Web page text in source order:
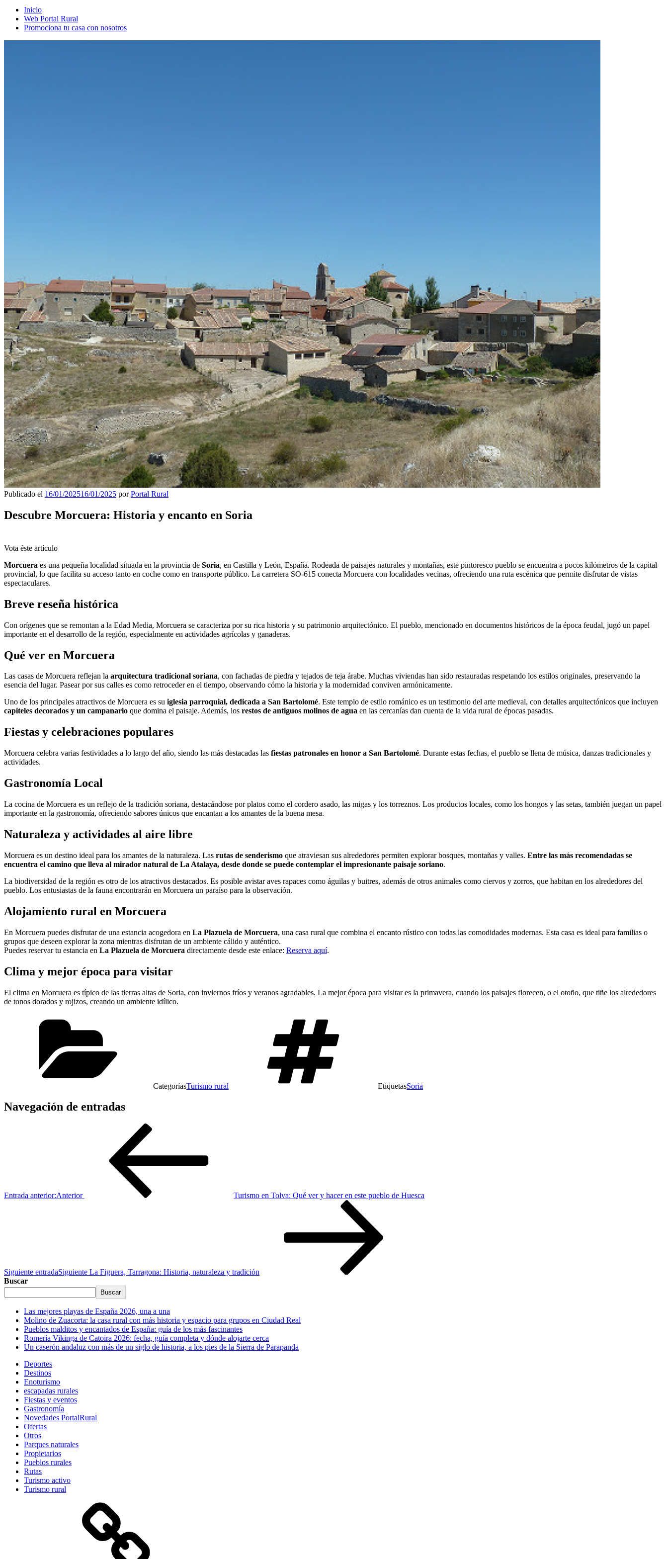
Inicio
Web Portal Rural
Promociona tu casa con nosotros
Publicado el 16/01/202516/01/2025 porPortal Rural
Descubre Morcuera: Historia y encanto en Soria
Vota éste artículo
Morcuera es una pequeña localidad situada en la provincia de Soria, en Castilla y León, España. Rodeada de paisajes naturales y montañas, este pintoresco pueblo se encuentra a pocos kilómetros de la capital
provincial, lo que facilita su acceso tanto en coche como en transporte público. La carretera SO-615 conecta Morcuera con localidades vecinas, ofreciendo una ruta escénica que permite disfrutar de vistas
espectaculares.
Breve reseña histórica
Con orígenes que se remontan a la Edad Media, Morcuera se caracteriza por su rica historia y su patrimonio arquitectónico. El pueblo, mencionado en documentos históricos de la época feudal, jugó un papel
importante en el desarrollo de la región, especialmente en actividades agrícolas y ganaderas.
Qué ver en Morcuera
Las casas de Morcuera reflejan la arquitectura tradicional soriana, con fachadas de piedra y tejados de teja árabe. Muchas viviendas han sido restauradas respetando los estilos originales, preservando la
esencia del lugar. Pasear por sus calles es como retroceder en el tiempo, observando cómo la historia y la modernidad conviven armónicamente.
Uno de los principales atractivos de Morcuera es su iglesia parroquial, dedicada a San Bartolomé. Este templo de estilo románico es un testimonio del arte medieval, con detalles arquitectónicos que incluyen
capiteles decorados y un campanario que domina el paisaje. Además, los restos de antiguos molinos de agua en las cercanías dan cuenta de la vida rural de épocas pasadas.
Fiestas y celebraciones populares
Morcuera celebra varias festividades a lo largo del año, siendo las más destacadas las fiestas patronales en honor a San Bartolomé. Durante estas fechas, el pueblo se llena de música, danzas tradicionales y
actividades.
Gastronomía Local
La cocina de Morcuera es un reflejo de la tradición soriana, destacándose por platos como el cordero asado, las migas y los torreznos. Los productos locales, como los hongos y las setas, también juegan un papel
importante en la gastronomía, ofreciendo sabores únicos que encantan a los amantes de la buena mesa.
Naturaleza y actividades al aire libre
Morcuera es un destino ideal para los amantes de la naturaleza. Las rutas de senderismo que atraviesan sus alrededores permiten explorar bosques, montañas y valles. Entre las más recomendadas se
encuentra el camino que lleva al mirador natural de La Atalaya, desde donde se puede contemplar el impresionante paisaje soriano.
La biodiversidad de la región es otro de los atractivos destacados. Es posible avistar aves rapaces como águilas y buitres, además de otros animales como ciervos y zorros, que habitan en los alrededores del
pueblo. Los entusiastas de la fauna encontrarán en Morcuera un paraíso para la observación.
Alojamiento rural en Morcuera
En Morcuera puedes disfrutar de una estancia acogedora en La Plazuela de Morcuera, una casa rural que combina el encanto rústico con todas las comodidades modernas. Esta casa es ideal para familias o
grupos que deseen explorar la zona mientras disfrutan de un ambiente cálido y auténtico.
Puedes reservar tu estancia en La Plazuela de Morcuera directamente desde este enlace: Reserva aquí.
Clima y mejor época para visitar
El clima en Morcuera es típico de las tierras altas de Soria, con inviernos fríos y veranos agradables. La mejor época para visitar es la primavera, cuando los paisajes florecen, o el otoño, que tiñe los alrededores
de tonos dorados y rojizos, creando un ambiente idílico.
CategoríasTurismo rural EtiquetasSoria
Navegación de entradas
Entrada anterior:Anterior Turismo en Tolva: Qué ver y hacer en este pueblo de Huesca
Siguiente entradaSiguiente La Figuera, Tarragona: Historia, naturaleza y tradición
Buscar
Buscar
Las mejores playas de España 2026, una a una
Molino de Zuacorta: la casa rural con más historia y espacio para grupos en Ciudad Real
Pueblos malditos y encantados de España: guía de los más fascinantes
Romería Vikinga de Catoira 2026: fecha, guía completa y dónde alojarte cerca
Un caserón andaluz con más de un siglo de historia, a los pies de la Sierra de Parapanda
Deportes
Destinos
Enoturismo
escapadas rurales
Fiestas y eventos
Gastronomía
Novedades PortalRural
Ofertas
Otros
Parques naturales
Propietarios
Pueblos rurales
Rutas
Turismo activo
Turismo rural